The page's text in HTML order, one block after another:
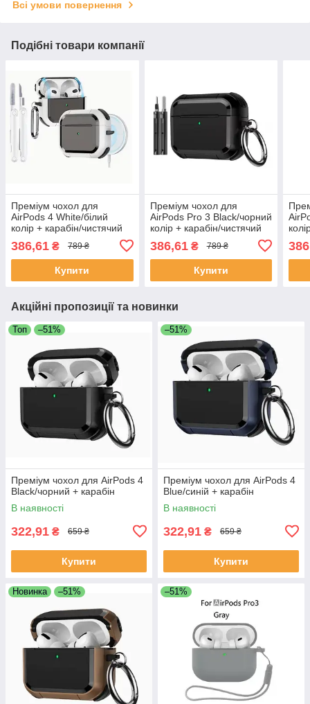
Всі умови повернення
Подібні товари компанії
Преміум чохол для
AirPods 4 White/білий
колір + карабін/чистячий
386,61 ₴ 789 ₴
Купити
Преміум чохол для
AirPods Pro 3 Black/чорний
колір + карабін/чистячий
386,61₴ 789 ₴
Купити
Акційні пропозиції та новинки
Топ –51%
Преміум чохол для AirPods 4
Black/чорний + карабін
В наявності
322,91 ₴ 659 ₴
Купити
–51%
Преміум чохол для AirPods 4
Blue/синій + карабін
В наявності
322,91 ₴ 659 ₴
Купити
Новинка –51% –51%